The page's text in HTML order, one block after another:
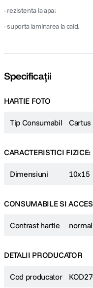
- rezistenta la apa;
- suporta laminarea la cald.
Specificații
HARTIE FOTO
Tip Consumabil Cartus
CARACTERISTICI FIZICE:
Dimensiuni 10x15
CONSUMABILE SI
Contrast hartie normal
DETALII PRODUCATOR
Cod producator